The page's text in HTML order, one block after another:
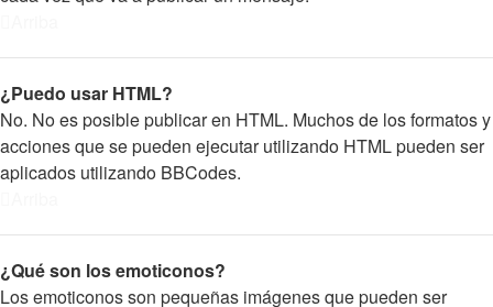
¿Puedo usar HTML?
No. No es posible publicar en HTML. Muchos de los formatos y
acciones que se pueden ejecutar utilizando HTML pueden ser
aplicados utilizando BBCodes.
¿Qué son los emoticonos?
Los emoticonos son pequeñas imágenes que pueden ser